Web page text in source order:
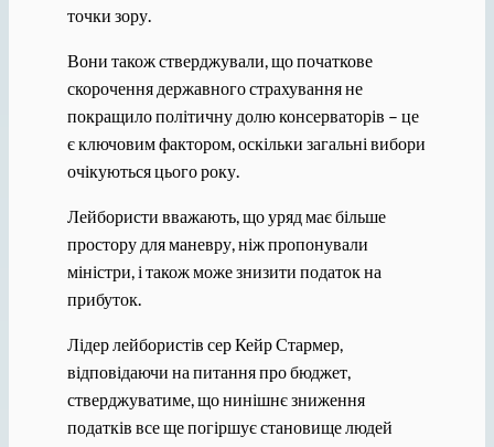
точки зору.
Вони також стверджували, що початкове
скорочення державного страхування не
покращило політичну долю консерваторів – це
є ключовим фактором, оскільки загальні вибори
очікуються цього року.
Лейбористи вважають, що уряд має більше
простору для маневру, ніж пропонували
міністри, і також може знизити податок на
прибуток.
Лідер лейбористів сер Кейр Стармер,
відповідаючи на питання про бюджет,
стверджуватиме, що нинішнє зниження
податків все ще погіршує становище людей